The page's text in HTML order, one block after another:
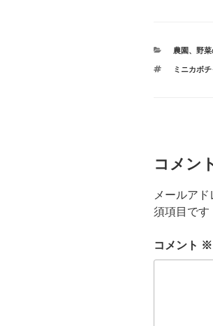
カ
ゴ
農園、 野菜
タ
ミニカボチ
コメン
メールア
須項目です
コメント ※